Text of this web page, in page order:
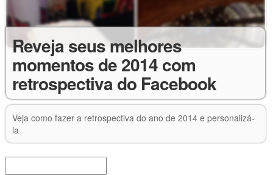
Reveja seus melhores
momentos de 2014 com
retrospectiva do Facebook
Veja como fazer a retrospectiva do ano de 2014 e personalizá-
la